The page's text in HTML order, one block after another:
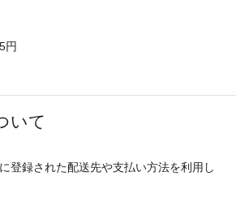
円
いて
登録された配送先や支払い方法を利用し